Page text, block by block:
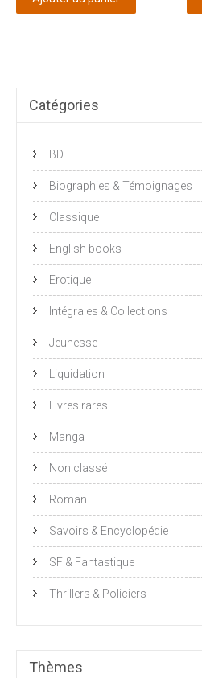
Catégories
BD
Biographies & Témoignages
Classique
English books
Erotique
Intégrales & Collections
Jeunesse
Liquidation
Livres rares
Manga
Non classé
Roman
Savoirs & Encyclopédie
SF & Fantastique
Thrillers & Policiers
Thèmes